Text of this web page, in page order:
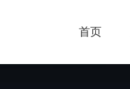
首页